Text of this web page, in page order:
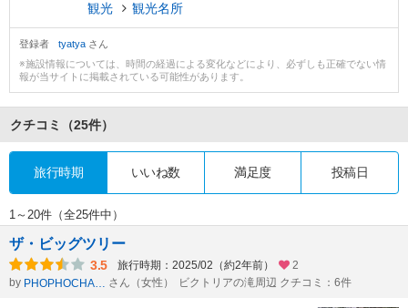
観光
観光名所
登録者 tyatya さん
※施設情報については、時間の経過による変化などにより、必ずしも正確でない情
報が当サイトに掲載されている可能性があります。
クチコミ （25件）
旅行時期 いいね数 満足度 投稿日
1～20件（全25件中）
ザ・ビッグツリー
3.5 旅行時期：2025/02（約2年前）
2
by
PHOPHOCHANG さん（女性） ビクトリアの滝周辺 クチコミ：6件